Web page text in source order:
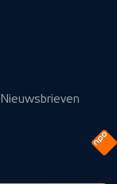
Nieuwsbrieven